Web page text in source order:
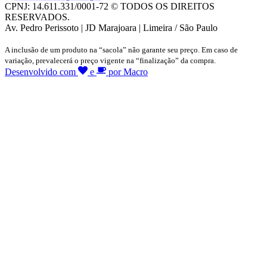
CPNJ: 14.611.331/0001-72 © TODOS OS DIREITOS
RESERVADOS.
Av. Pedro Perissoto | JD Marajoara | Limeira / São Paulo
A inclusão de um produto na “sacola” não garante seu preço. Em caso de
variação, prevalecerá o preço vigente na “finalização” da compra.
Desenvolvido com e por Macro